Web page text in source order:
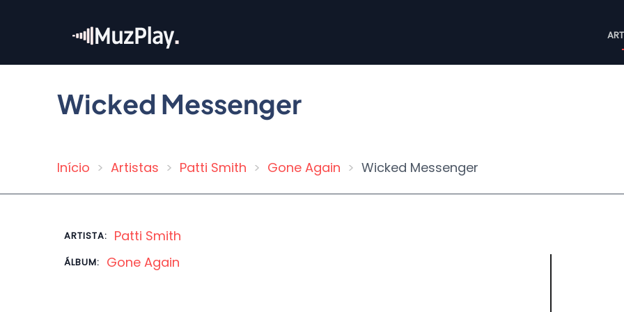
conteúdo
Wicked Messenger
Trilha
navegação
Início Artistas Patti Smith Gone Again Wicked Messenger
ARTISTA: Patti Smith
ÁLBUM: Gone Again